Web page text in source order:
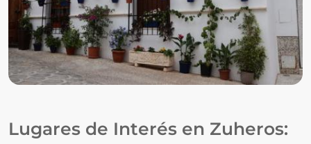
Lugares de Interés en Zuheros: